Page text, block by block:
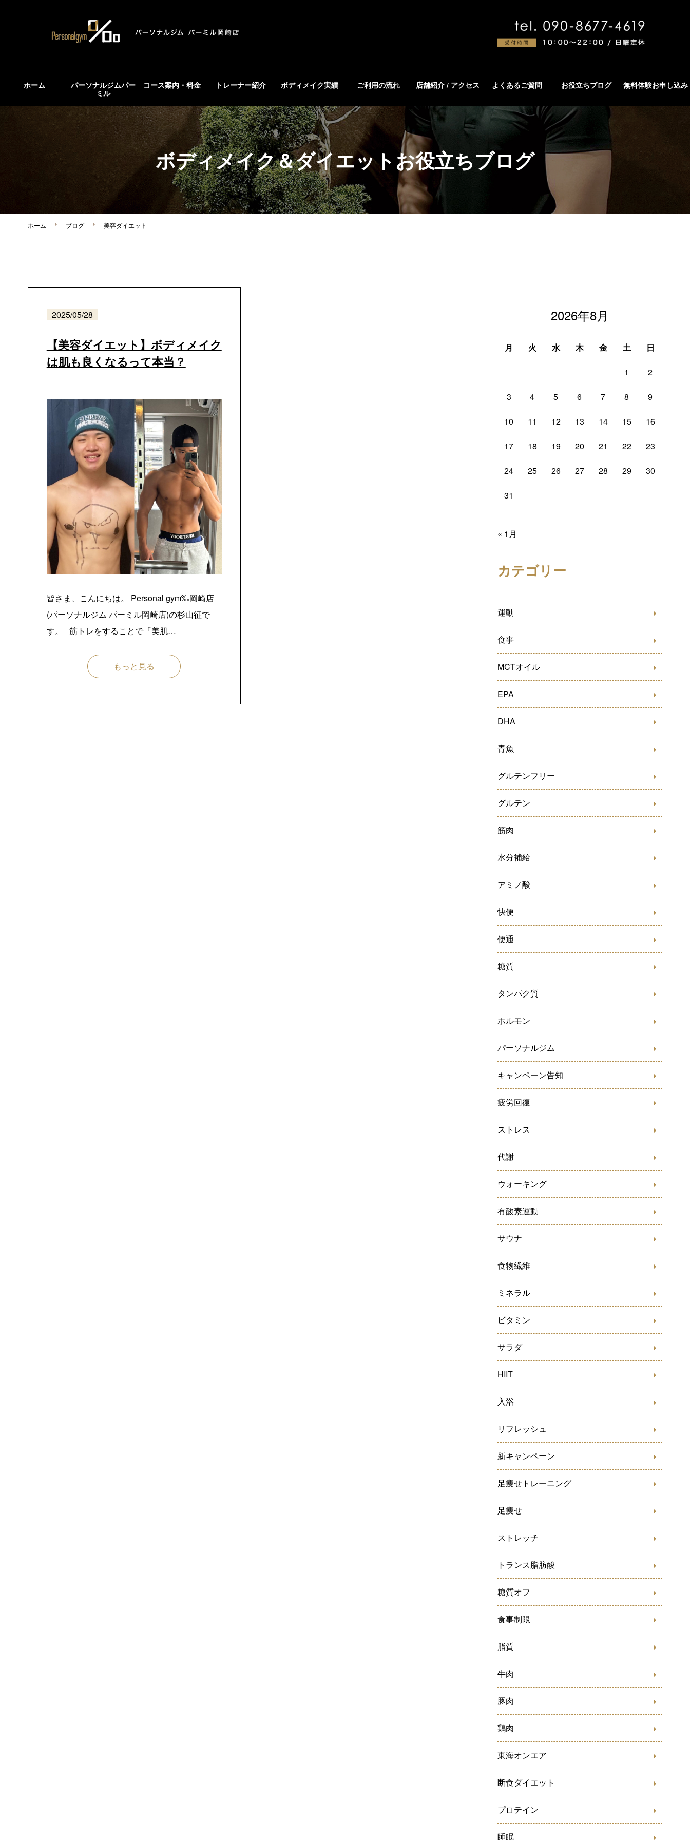
ホーム
パーソナルジムパー
ミル
コース案内・料金 トレーナー紹介 ボディメイク実績 ご利用の流れ 店舗紹介 / アクセス よくあるご質問 お役立ちブログ 無料体験お申し込み
ボディメイク＆ダイエットお役立ちブログ
ホーム ブログ 美容ダイエット
2025/05/28
【美容ダイエット】ボディメイク
は肌も良くなるって本当？
皆さま、こんにちは。 Personal gym‰岡崎店
(パーソナルジム パーミル岡崎店)の杉山征で
す。 筋トレをすることで『美肌…
もっと見る
2026年8月
月 火 水 木 金 土 日
1 2
3 4 5 6 7 8 9
10 11 12 13 14 15 16
17 18 19 20 21 22 23
24 25 26 27 28 29 30
31
« 1月
カテゴリー
運動
食事
MCTオイル
EPA
DHA
青魚
グルテンフリー
グルテン
筋肉
水分補給
アミノ酸
快便
便通
糖質
タンパク質
ホルモン
パーソナルジム
キャンペーン告知
疲労回復
ストレス
代謝
ウォーキング
有酸素運動
サウナ
食物繊維
ミネラル
ビタミン
サラダ
HIIT
入浴
リフレッシュ
新キャンペーン
足痩せトレーニング
足痩せ
ストレッチ
トランス脂肪酸
糖質オフ
食事制限
脂質
牛肉
豚肉
鶏肉
東海オンエア
断食ダイエット
プロテイン
睡眠